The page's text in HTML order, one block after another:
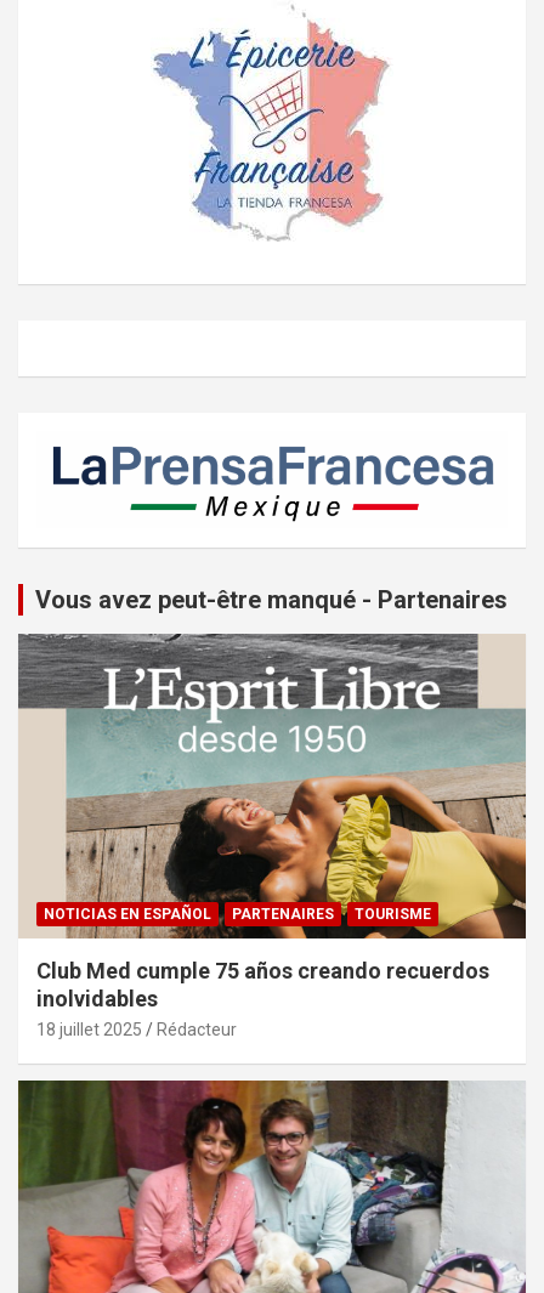
Vous avez peut-être manqué - Partenaires
NOTICIAS EN ESPAÑOL PARTENAIRES TOURISME
Club Med cumple 75 años creando recuerdos
inolvidables
18 juillet 2025 Rédacteur